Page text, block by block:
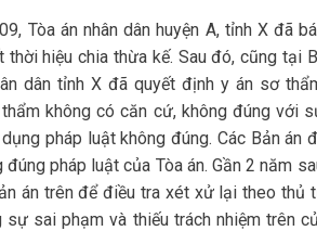
Tòa án nhân dân huyện A, tỉnh X đã
hiệu chia thừa kế. Sau đó, cũng tại
dân tỉnh X đã quyết định y án sơ
không có căn cứ, không đúng với
pháp luật không đúng. Các Bản án
pháp luật của Tòa án. Gần 2 năm
án trên để điều tra xét xử lại theo thủ
sai phạm và thiếu trách nhiệm trên